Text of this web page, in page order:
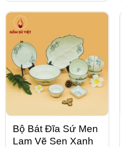
Bộ Bát Đĩa Sứ Men
Lam Vẽ Sen Xanh